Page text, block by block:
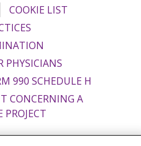
COOKIE LIST
PHYSICIANS
990 SCHEDULE H
CONCERNING A
PROJECT